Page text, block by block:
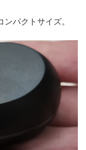
パクトサイズ。